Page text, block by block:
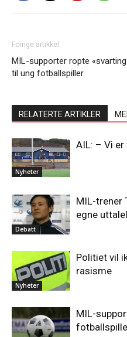
Forrige artikkel
MIL-supporter ropte
til ung fotballspiller
RELATERTE ARTIKLER
Nyheter
AIL: – Vi
Debatt
MIL-trener
egne
Nyheter
Politiet vil
rasisme
MIL-